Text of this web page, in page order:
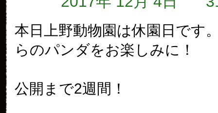
本日上野動物園は休園日です
らのパンダをお楽しみに！
公開まで2週間！